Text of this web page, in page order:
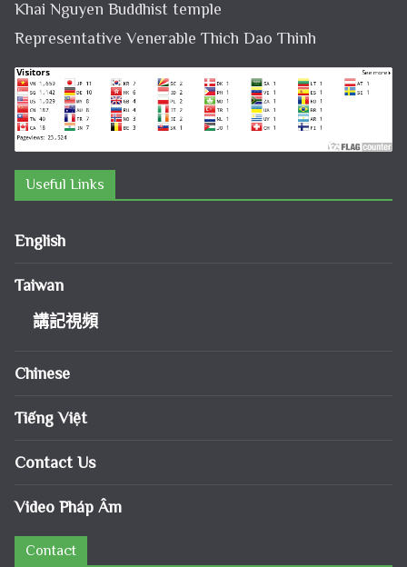
Khai Nguyen Buddhist temple
Representative Venerable Thich Dao Thinh
Useful Links
English
Taiwan
講記視頻
Chinese
Tiếng Việt
Contact Us
Video Pháp Âm
Contact